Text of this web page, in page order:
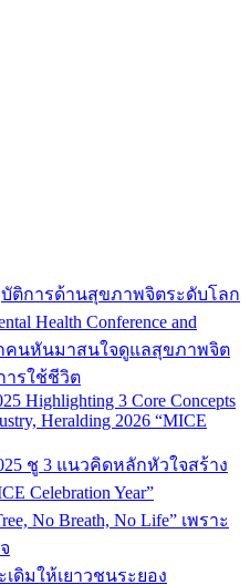
ติการด้านสุขภาพจิตระดับโลก
Health Conference and
กคนหันมาสนใจดูแลสุขภาพจิต
รใช้ชีวิต
Highlighting 3 Core Concepts
Heralding 2026 “MICE
ชู 3 แนวคิดหลักหัวใจสร้าง
Celebration Year”
No Breath, No Life” เพราะ
ดิมให้เยาวชนระยอง